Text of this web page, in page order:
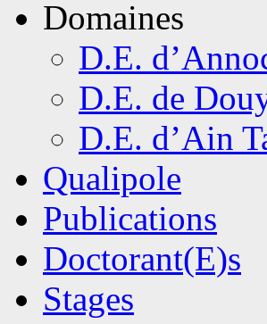
Domaines
D.E.
D.E. de
D.E. d’Ain
Qualipole
Publications
Doctorant(E)s
Stages